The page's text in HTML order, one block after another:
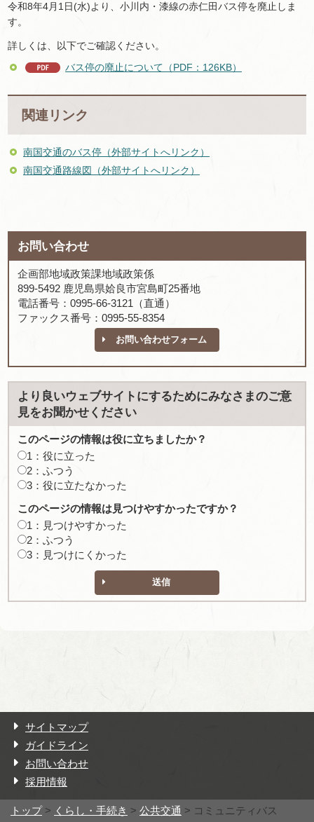
令和8年4月1日(水)より、小川内・漆線の赤仁田バス停を廃止しま
す。
詳しくは、以下でご確認ください。
バス停の廃止について（PDF：126KB）
関連リンク
南国交通のバス停（外部サイトへリンク）
南国交通路線図（外部サイトへリンク）
お問い合わせ
企画部地域政策課地域政策係
899-5492 鹿児島県姶良市宮島町25番地
電話番号：0995-66-3121（直通）
ファックス番号：0995-55-8354
お問い合わせフォーム
より良いウェブサイトにするためにみなさまのご意
見をお聞かせください
このページの情報は役に立ちましたか？
1：役に立った
2：ふつう
3：役に立たなかった
このページの情報は見つけやすかったですか？
1：見つけやすかった
2：ふつう
3：見つけにくかった
送信
サイトマップ
ガイドライン
お問い合わせ
採用情報
トップ> くらし・手続き > 公共交通 > コミュニティバス